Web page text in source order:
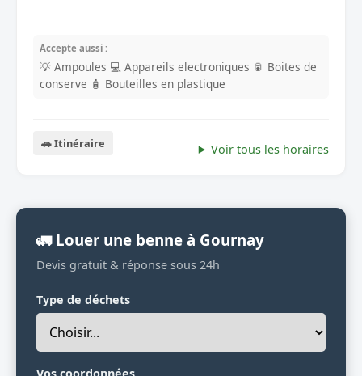
Accepte aussi :
💡 Ampoules 💻 Appareils electroniques 🥫 Boites de
conserve 🧴 Bouteilles en plastique
🚗 Itinéraire Voir tous les horaires
🚛 Louer une benne à Gournay
Devis gratuit & réponse sous 24h
Type de déchets